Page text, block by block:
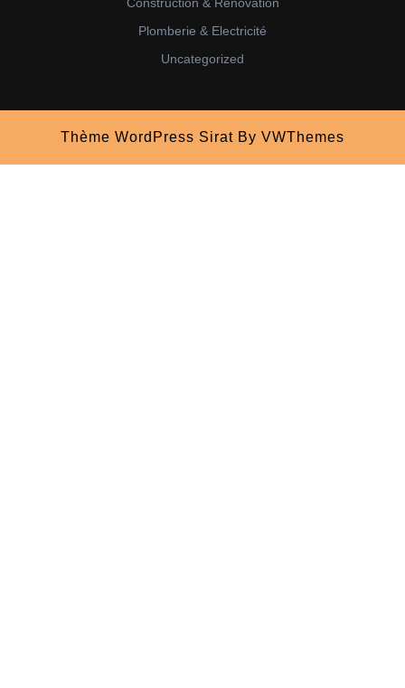
Plomberie & Electricité
Uncategorized
Thème WordPress Sirat By VWThemes